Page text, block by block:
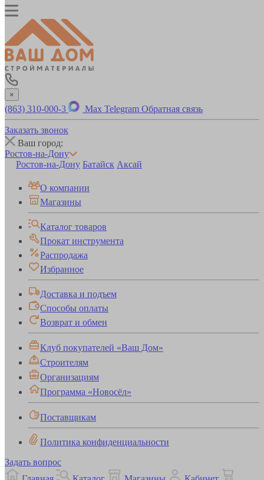
×
(863) 310-000-3 Max Telegram Обратная связь
Заказать звонок
Ваш город:
Ростов-на-Дону
Ростов-на-Дону Батайск Аксай
О компании
Магазины
Каталог товаров
Прокат инструмента
Распродажа
Избранное
Доставка и подъем
Способы оплаты
Возврат и обмен
Клуб покупателей «Ваш Дом»
Строителям
Организациям
Программа «Новосёл»
Поставщикам
Политика конфиденциальности
Задать вопрос